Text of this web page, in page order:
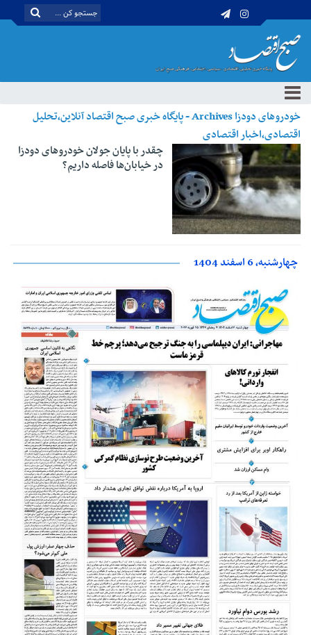
خودروهای دودزا Archives - پایگاه خبری صبح اقتصاد آنلاین،تحلیل
اقتصادی،اخبار اقتصادی
چقدر با پایان جولان خودروهای دودزا
در خیابان‌ها فاصله داریم؟
چهارشنبه، 6 اسفند 1404